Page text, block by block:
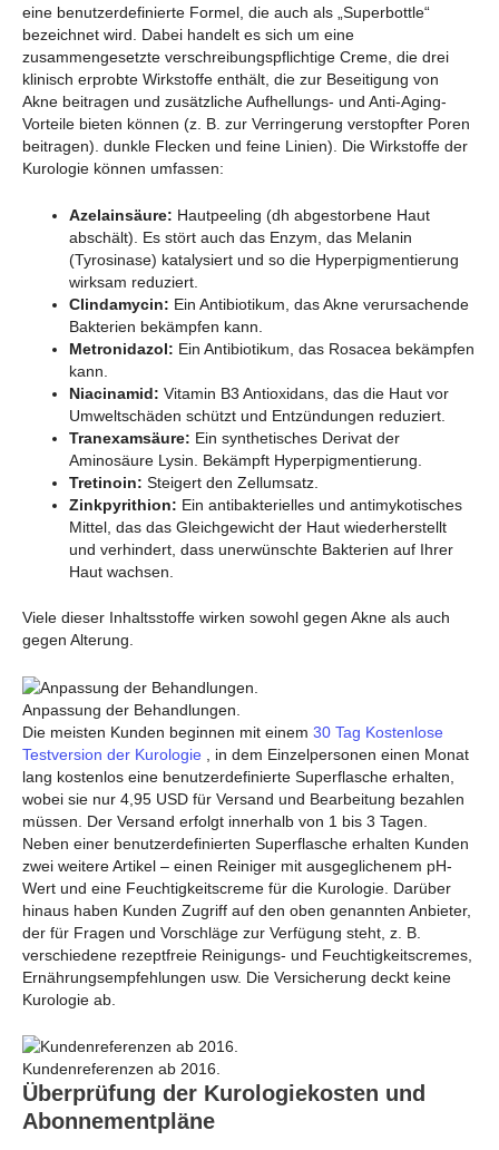
eine benutzerdefinierte Formel, die auch als „Superbottle“
bezeichnet wird. Dabei handelt es sich um eine
zusammengesetzte verschreibungspflichtige Creme, die drei
klinisch erprobte Wirkstoffe enthält, die zur Beseitigung von
Akne beitragen und zusätzliche Aufhellungs- und Anti-Aging-
Vorteile bieten können (z. B. zur Verringerung verstopfter Poren
beitragen). dunkle Flecken und feine Linien). Die Wirkstoffe der
Kurologie können umfassen:
Azelainsäure: Hautpeeling (dh abgestorbene Haut
abschält). Es stört auch das Enzym, das Melanin
(Tyrosinase) katalysiert und so die Hyperpigmentierung
wirksam reduziert.
Clindamycin: Ein Antibiotikum, das Akne verursachende
Bakterien bekämpfen kann.
Metronidazol: Ein Antibiotikum, das Rosacea bekämpfen
kann.
Niacinamid: Vitamin B3 Antioxidans, das die Haut vor
Umweltschäden schützt und Entzündungen reduziert.
Tranexamsäure: Ein synthetisches Derivat der
Aminosäure Lysin. Bekämpft Hyperpigmentierung.
Tretinoin: Steigert den Zellumsatz.
Zinkpyrithion: Ein antibakterielles und antimykotisches
Mittel, das das Gleichgewicht der Haut wiederherstellt
und verhindert, dass unerwünschte Bakterien auf Ihrer
Haut wachsen.
Viele dieser Inhaltsstoffe wirken sowohl gegen Akne als auch
gegen Alterung.
Anpassung der Behandlungen.
Die meisten Kunden beginnen mit einem 30 Tag Kostenlose
Testversion der Kurologie , in dem Einzelpersonen einen Monat
lang kostenlos eine benutzerdefinierte Superflasche erhalten,
wobei sie nur 4,95 USD für Versand und Bearbeitung bezahlen
müssen. Der Versand erfolgt innerhalb von 1 bis 3 Tagen.
Neben einer benutzerdefinierten Superflasche erhalten Kunden
zwei weitere Artikel – einen Reiniger mit ausgeglichenem pH-
Wert und eine Feuchtigkeitscreme für die Kurologie. Darüber
hinaus haben Kunden Zugriff auf den oben genannten Anbieter,
der für Fragen und Vorschläge zur Verfügung steht, z. B.
verschiedene rezeptfreie Reinigungs- und Feuchtigkeitscremes,
Ernährungsempfehlungen usw. Die Versicherung deckt keine
Kurologie ab.
Kundenreferenzen ab 2016.
Überprüfung der Kurologiekosten und
Abonnementpläne